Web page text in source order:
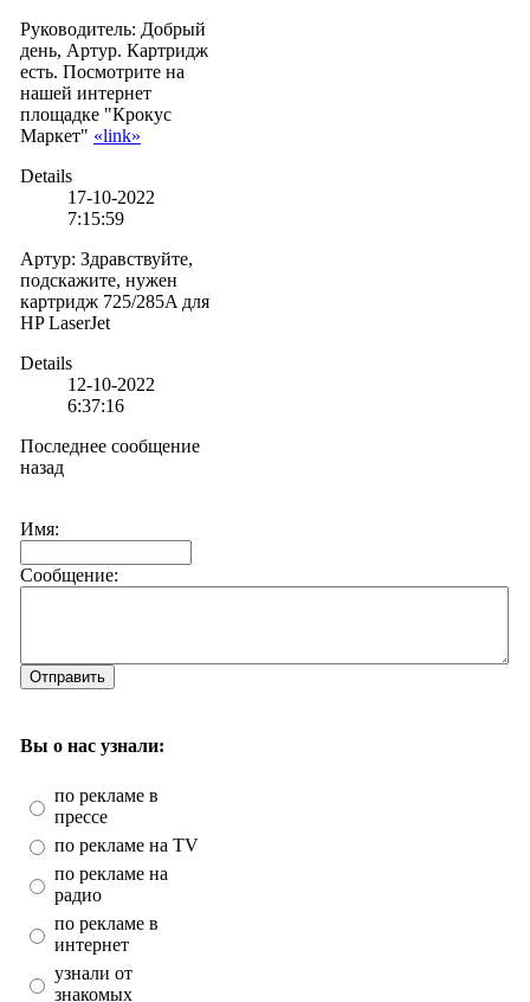
Руководитель: Добрый
день, Артур. Картридж
есть. Посмотрите на
нашей интернет
площадке "Крокус
Маркет" «link»
Details
17-10-2022
7:15:59
Артур: Здравствуйте,
подскажите, нужен
картридж 725/285A для
HP LaserJet
Details
12-10-2022
6:37:16
Последнее сообщение
назад
Имя:
Сообщение:
Отправить
Вы о нас узнали:
по рекламе в
прессе
по рекламе на TV
по рекламе на
радио
по рекламе в
интернет
узнали от
знакомых